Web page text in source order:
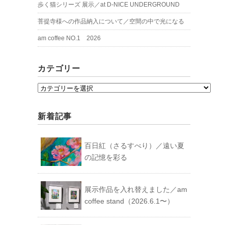
歩く猫シリーズ 展示／at D-NICE UNDERGROUND
菩提寺様への作品納入について／空間の中で光になる
am coffee NO.1 2026
カテゴリー
カ
ゴ
リ
ー
新着記事
百日紅（さるすべり）／遠い夏
の記憶を彩る
展示作品を入れ替えました／am
coffee stand（2026.6.1〜）